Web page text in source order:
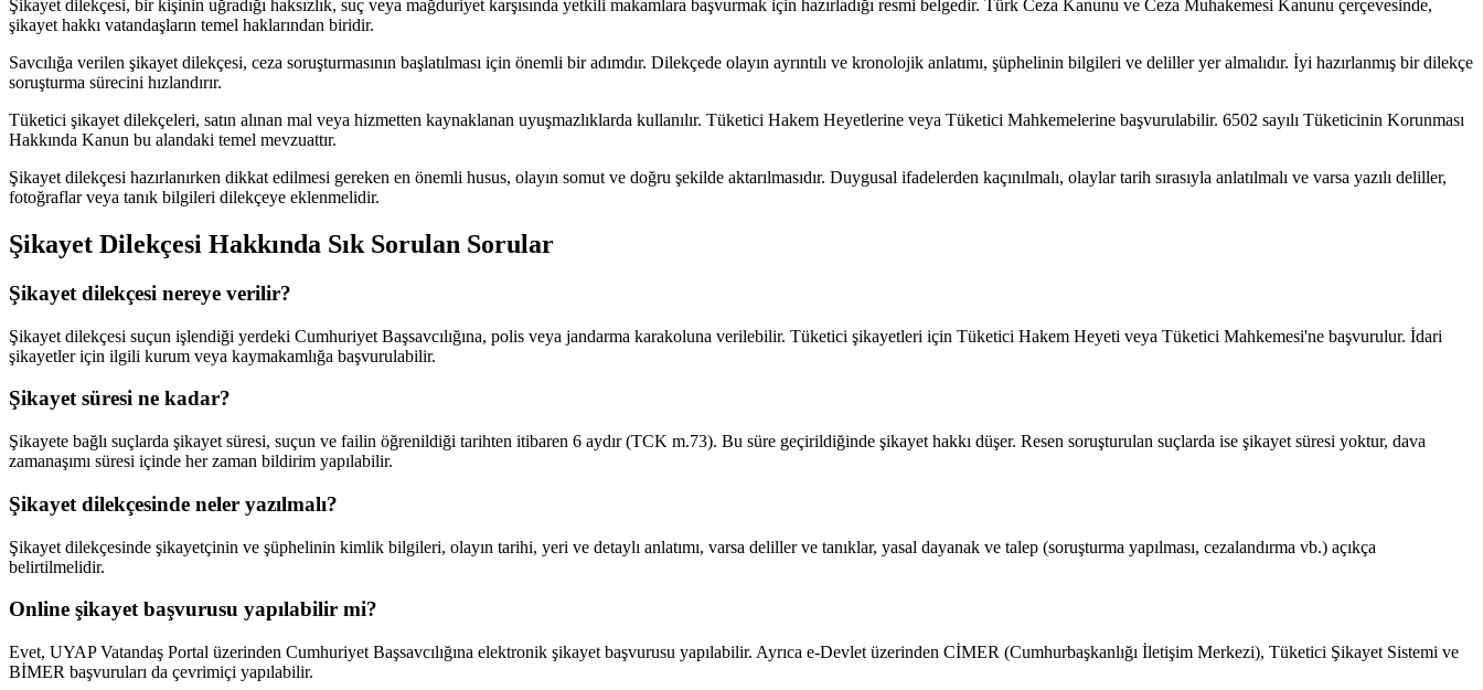
Şikayet dilekçesi, bir kişinin uğradığı haksızlık, suç veya mağduriyet karşısında yetkili makamlara başvurmak için hazırladığı resmi belgedir. Türk Ceza Kanunu ve Ceza Muhakemesi Kanunu çerçevesinde,
şikayet hakkı vatandaşların temel haklarından biridir.
Savcılığa verilen şikayet dilekçesi, ceza soruşturmasının başlatılması için önemli bir adımdır. Dilekçede olayın ayrıntılı ve kronolojik anlatımı, şüphelinin bilgileri ve deliller yer almalıdır. İyi hazırlanmış bir dilekçe
soruşturma sürecini hızlandırır.
Tüketici şikayet dilekçeleri, satın alınan mal veya hizmetten kaynaklanan uyuşmazlıklarda kullanılır. Tüketici Hakem Heyetlerine veya Tüketici Mahkemelerine başvurulabilir. 6502 sayılı Tüketicinin Korunması
Hakkında Kanun bu alandaki temel mevzuattır.
Şikayet dilekçesi hazırlanırken dikkat edilmesi gereken en önemli husus, olayın somut ve doğru şekilde aktarılmasıdır. Duygusal ifadelerden kaçınılmalı, olaylar tarih sırasıyla anlatılmalı ve varsa yazılı deliller,
fotoğraflar veya tanık bilgileri dilekçeye eklenmelidir.
Şikayet Dilekçesi Hakkında Sık Sorulan Sorular
Şikayet dilekçesi nereye verilir?
Şikayet dilekçesi suçun işlendiği yerdeki Cumhuriyet Başsavcılığına, polis veya jandarma karakoluna verilebilir. Tüketici şikayetleri için Tüketici Hakem Heyeti veya Tüketici Mahkemesi'ne başvurulur. İdari
şikayetler için ilgili kurum veya kaymakamlığa başvurulabilir.
Şikayet süresi ne kadar?
Şikayete bağlı suçlarda şikayet süresi, suçun ve failin öğrenildiği tarihten itibaren 6 aydır (TCK m.73). Bu süre geçirildiğinde şikayet hakkı düşer. Resen soruşturulan suçlarda ise şikayet süresi yoktur, dava
zamanaşımı süresi içinde her zaman bildirim yapılabilir.
Şikayet dilekçesinde neler yazılmalı?
Şikayet dilekçesinde şikayetçinin ve şüphelinin kimlik bilgileri, olayın tarihi, yeri ve detaylı anlatımı, varsa deliller ve tanıklar, yasal dayanak ve talep (soruşturma yapılması, cezalandırma vb.) açıkça
belirtilmelidir.
Online şikayet başvurusu yapılabilir mi?
Evet, UYAP Vatandaş Portal üzerinden Cumhuriyet Başsavcılığına elektronik şikayet başvurusu yapılabilir. Ayrıca e-Devlet üzerinden CİMER (Cumhurbaşkanlığı İletişim Merkezi), Tüketici Şikayet Sistemi ve
BİMER başvuruları da çevrimiçi yapılabilir.